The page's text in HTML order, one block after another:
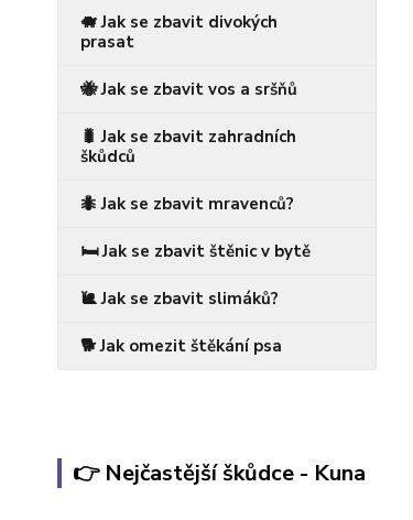
🐗 Jak se zbavit divokých
prasat
🐝 Jak se zbavit vos a sršňů
🐛 Jak se zbavit zahradních
škůdců
🐜 Jak se zbavit mravenců?
🛏️ Jak se zbavit štěnic v bytě
🐌 Jak se zbavit slimáků?
🐕 Jak omezit štěkání psa
👉 Nejčastější škůdce - Kuna